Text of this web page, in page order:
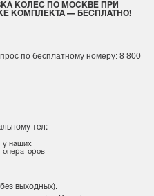
тел:
у наших
операторов
выходных).
КОЛЕС ПО МОСКВЕ ПРИ
КОМПЛЕКТА — БЕСПЛАТНО!
по бесплатному номеру: 8 800